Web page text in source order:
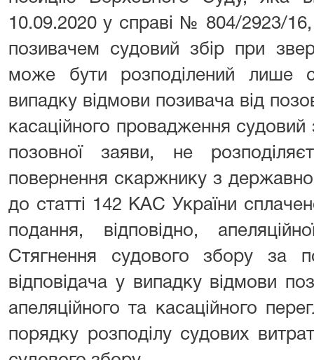
10.09.2020 у справі № 804/2923/
позивачем судовий збір при
може бути розподілений лише
випадку відмови позивача від
касаційного провадження судовий
позовної заяви, не
повернення скаржнику з
до статті 142 КАС України
подання, відповідно,
Стягнення судового збору за
відповідача у випадку відмови
апеляційного та касаційного
порядку розподілу судових